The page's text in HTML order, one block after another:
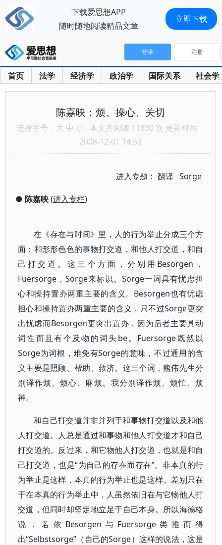
首页 法学 经济学 政治学 国际关系 社会学
登录 注册
陈嘉映：烦、操心、关切
选择字号： 大 中 小 本文共阅读 11890 次 更新时间：
2008-12-01 14:53
进入专题：翻译 Sorge
● 陈嘉映(进入专栏)
在《存在与时间》里，人的行为举止分成三个方
面：和形形色色的事物打交道，和他人打交道，和自
己打交道。这三个方面，分别用Besorgen，
Fuersorge，Sorge来标识。Sorge一词具有忧虑担
心和操持置办两重主要的含义。Besorgen也有忧虑
担心和操持置办两重主要的含义，只不过Sorge更突
出忧虑而Besorgen更突出置办，因为后者主要具动
词性而且有个及物的词头be。Fuersorge既然以
Sorge为词根，难免有Sorge的意味，不过通用的含
义主要是照顾、帮助、救济。这三个词，熊伟先生分
别译作烦、烦心、麻烦。我分别译作烦、烦忙、烦
神。
和自己打交道并非并列于和事物打交道以及和他
人打交道。人总是通过和事物和他人打交道才和自己
打交道的。反过来，和它物他人打交道，也就是和自
己打交道，也是“为自己的存在而存在”。非本真的行
为举止是这样，本真的行为举止也是这样。差别只在
于在本真的行为举止中，人虽然依旧在与它物他人打
交道，但同时却坚定地立足于自己本身。所以海德格
说，若依Besorgen与Fuersorge类推而得
出“Selbstsorge”（自己的Sorge）这样的说法，这是
下载爱思想APP
随时随地阅读精品文章
立即下载